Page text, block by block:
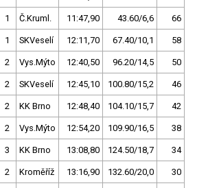
1 Č.Kruml. 11:47,90 43.60/6,6 66
1 SKVeselí 12:11,70 67.40/10,1 58
2 Vys.Mýto 12:40,50 96.20/14,5 50
2 SKVeselí 12:45,10 100.80/15,2 46
2 KK Brno 12:48,40 104.10/15,7 42
2 Vys.Mýto 12:54,20 109.90/16,5 38
3 KK Brno 13:08,80 124.50/18,7 34
2 Kroměříž 13:16,90 132.60/20,0 30